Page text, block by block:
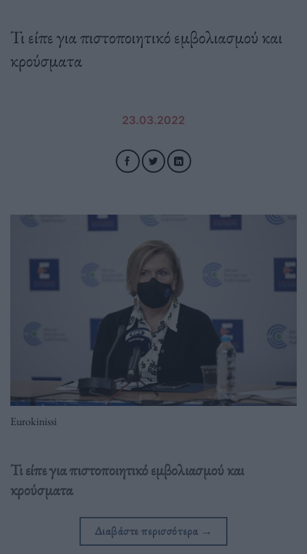
Τι είπε για πιστοποιητικό εμβολιασμού και
κρούσματα
23.03.2022
Eurokinissi
Τι είπε για πιστοποιητικό εμβολιασμού και
κρούσματα
Διαβάστε περισσότερα →